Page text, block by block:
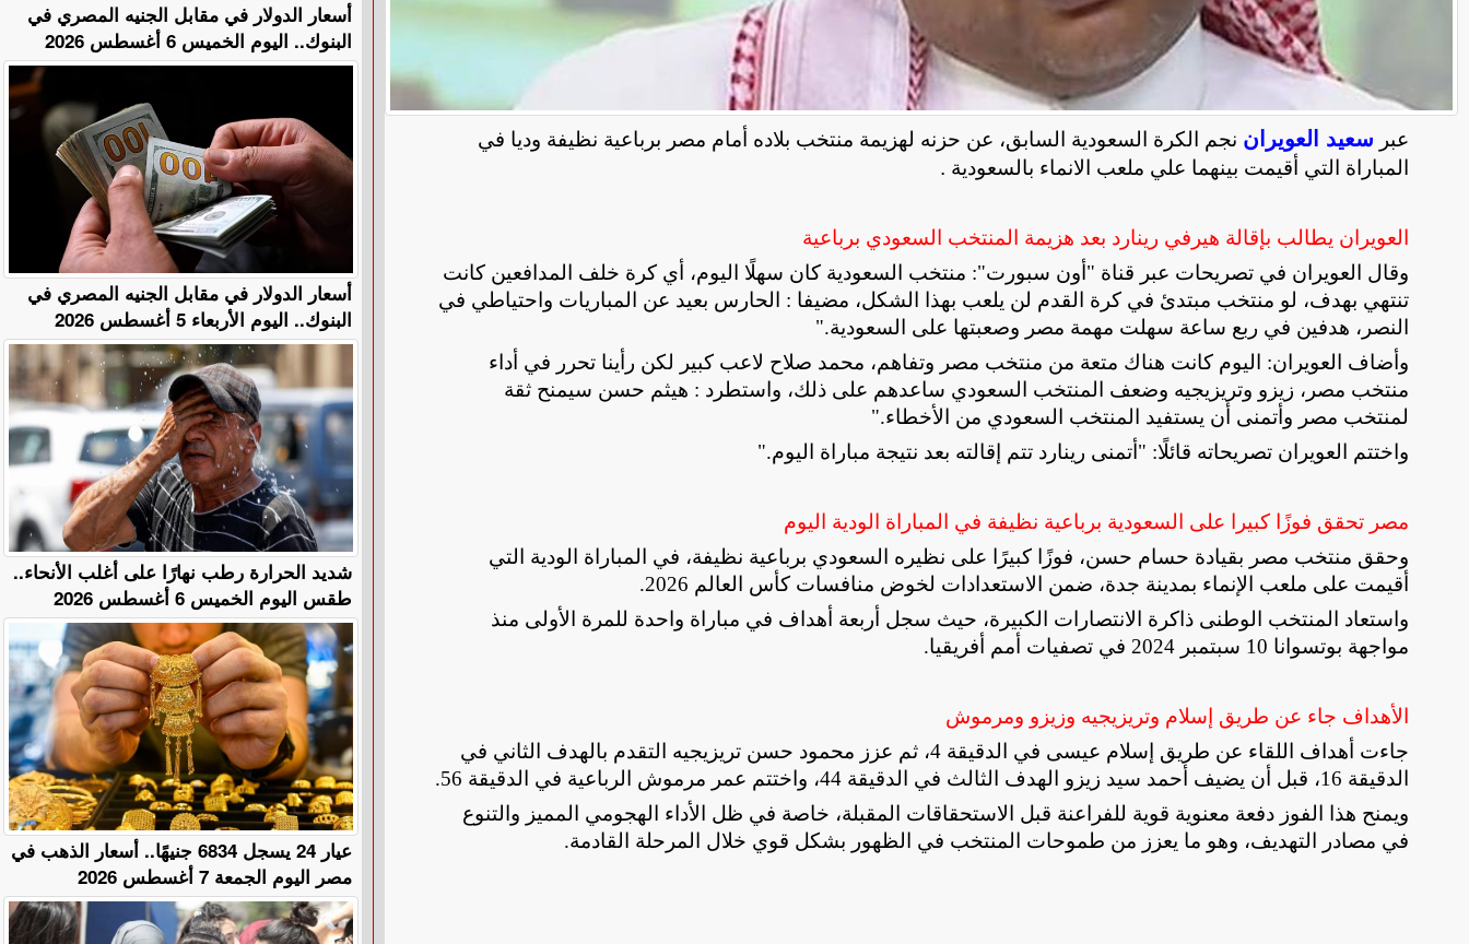
عبر سعيد العويران نجم الكرة السعودية السابق، عن حزنه لهزيمة منتخب بلاده أمام مصر برباعية نظيفة وديا في
المباراة التي أقيمت بينهما علي ملعب الانماء بالسعودية .
العويران يطالب بإقالة هيرفي رينارد بعد هزيمة المنتخب السعودي برباعية
وقال العويران في تصريحات عبر قناة "أون سبورت": منتخب السعودية كان سهلًا اليوم، أي كرة خلف المدافعين كانت
تنتهي بهدف، لو منتخب مبتدئ في كرة القدم لن يلعب بهذا الشكل، مضيفا : الحارس بعيد عن المباريات واحتياطي في
النصر، هدفين في ربع ساعة سهلت مهمة مصر وصعبتها على السعودية".
وأضاف العويران: اليوم كانت هناك متعة من منتخب مصر وتفاهم، محمد صلاح لاعب كبير لكن رأينا تحرر في أداء
منتخب مصر، زيزو وتريزيجيه وضعف المنتخب السعودي ساعدهم على ذلك، واستطرد : هيثم حسن سيمنح ثقة
لمنتخب مصر وأتمنى أن يستفيد المنتخب السعودي من الأخطاء".
واختتم العويران تصريحاته قائلًا: "أتمنى رينارد تتم إقالته بعد نتيجة مباراة اليوم".
مصر تحقق فوزًا كبيرا على السعودية برباعية نظيفة في المباراة الودية اليوم
وحقق منتخب مصر بقيادة حسام حسن، فوزًا كبيرًا على نظيره السعودي برباعية نظيفة، في المباراة الودية التي
أقيمت على ملعب الإنماء بمدينة جدة، ضمن الاستعدادات لخوض منافسات كأس العالم 2026
.
واستعاد المنتخب الوطنى ذاكرة الانتصارات الكبيرة، حيث سجل أربعة أهداف في مباراة واحدة للمرة الأولى منذ
مواجهة بوتسوانا 10 سبتمبر 2024 في تصفيات أمم أفريقيا
.
الأهداف جاء عن طريق إسلام وتريزيجيه وزيزو ومرموش
جاءت أهداف اللقاء عن طريق إسلام عيسى في الدقيقة 4، ثم عزز محمود حسن تريزيجيه التقدم بالهدف الثاني في
الدقيقة 16، قبل أن يضيف أحمد سيد زيزو الهدف الثالث في الدقيقة 44، واختتم عمر مرموش الرباعية في الدقيقة 56
.
ويمنح هذا الفوز دفعة معنوية قوية للفراعنة قبل الاستحقاقات المقبلة، خاصة في ظل الأداء الهجومي المميز والتنوع
في مصادر التهديف، وهو ما يعزز من طموحات المنتخب في الظهور بشكل قوي خلال المرحلة القادمة.
أسعار الدولار في مقابل الجنيه المصري في
البنوك.. اليوم الخميس 6 أغسطس 2026
أسعار الدولار في مقابل الجنيه المصري في
البنوك.. اليوم الأربعاء 5 أغسطس 2026
​شديد الحرارة رطب نهارًا على أغلب الأنحاء..
طقس اليوم الخميس 6 أغسطس 2026
عيار 24 يسجل 6834 جنيهًا.. أسعار الذهب في
مصر اليوم الجمعة 7 أغسطس 2026